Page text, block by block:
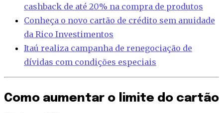
cashback de até 20% na compra de produtos
Conheça o novo cartão de crédito sem anuidade
da Rico Investimentos
Itaú realiza campanha de renegociação de
dívidas com condições especiais
Como aumentar o limite do cartão